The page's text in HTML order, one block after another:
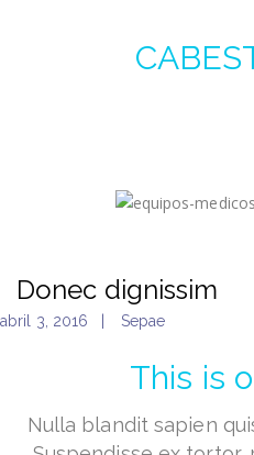
Donec dignissim
abril 3, 2016 Sepae
This is
Nulla blandit sapien